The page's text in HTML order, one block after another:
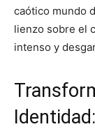
caótico mundo
lienzo sobre el
intenso y
Identidad: